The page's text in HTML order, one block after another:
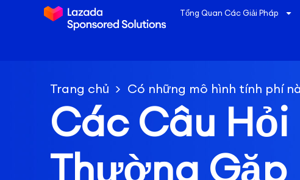
Tổng Quan Các Giải Pháp
Trang chủ Có những mô hình tính phí nào dành cho Tài
Các Câu Hỏi
Thường Gặp